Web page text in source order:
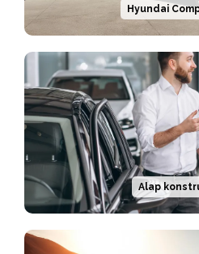
Hyundai
Alap